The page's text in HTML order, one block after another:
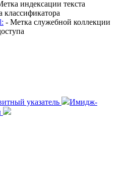
индексации текста
классификатора
- Метка служебной коллекции
указатель
Имидж-